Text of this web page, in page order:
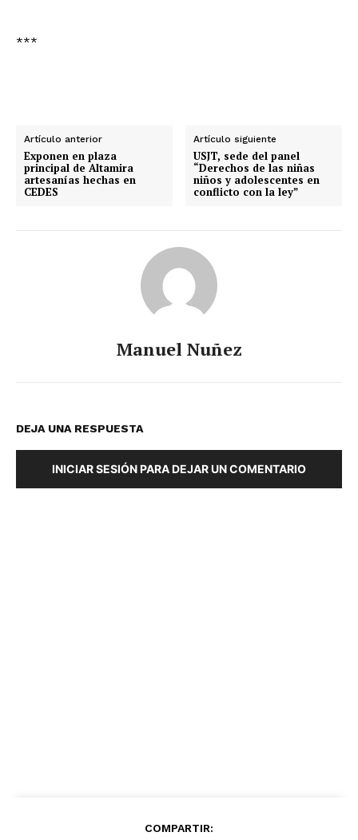
***
Artículo anterior
Exponen en plaza
principal de Altamira
artesanías hechas en
CEDES
Artículo siguiente
USJT, sede del panel
“Derechos de las niñas
niños y adolescentes en
conflicto con la ley”
Manuel Nuñez
DEJA UNA RESPUESTA
INICIAR SESIÓN PARA DEJAR UN COMENTARIO
COMPARTIR: